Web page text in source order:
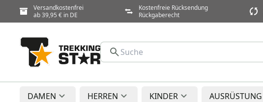
Versandkostenfrei
ab 39,95 € in DE
Kostenfreie Rücksendung
Rückgaberecht
DAMEN HERREN KINDER AUSRÜSTUNG